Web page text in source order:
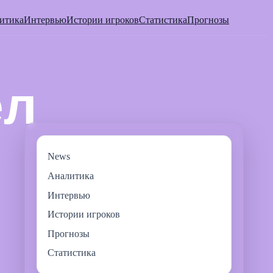
ИнтервьюИстории игроковСтатистикаПрогнозы
News
Аналитика
Интервью
Истории игроков
Прогнозы
Статистика